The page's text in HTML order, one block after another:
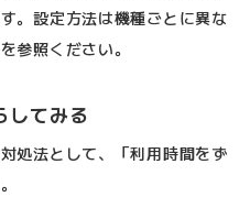
。設定方法は機種ごとに異な
参照ください。
てみる
処法として、「利用時間をず